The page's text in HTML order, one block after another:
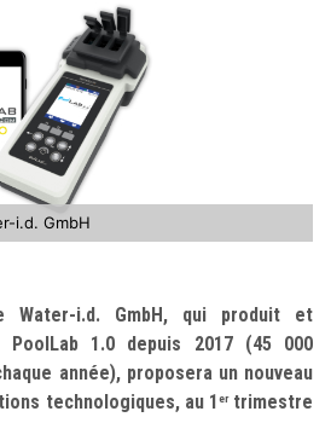
i.d. GmbH
Water-i.d. GmbH, qui produit et
1.0 depuis 2017 (45 000
année), proposera un nouveau
technologiques, au 1ertrimestre